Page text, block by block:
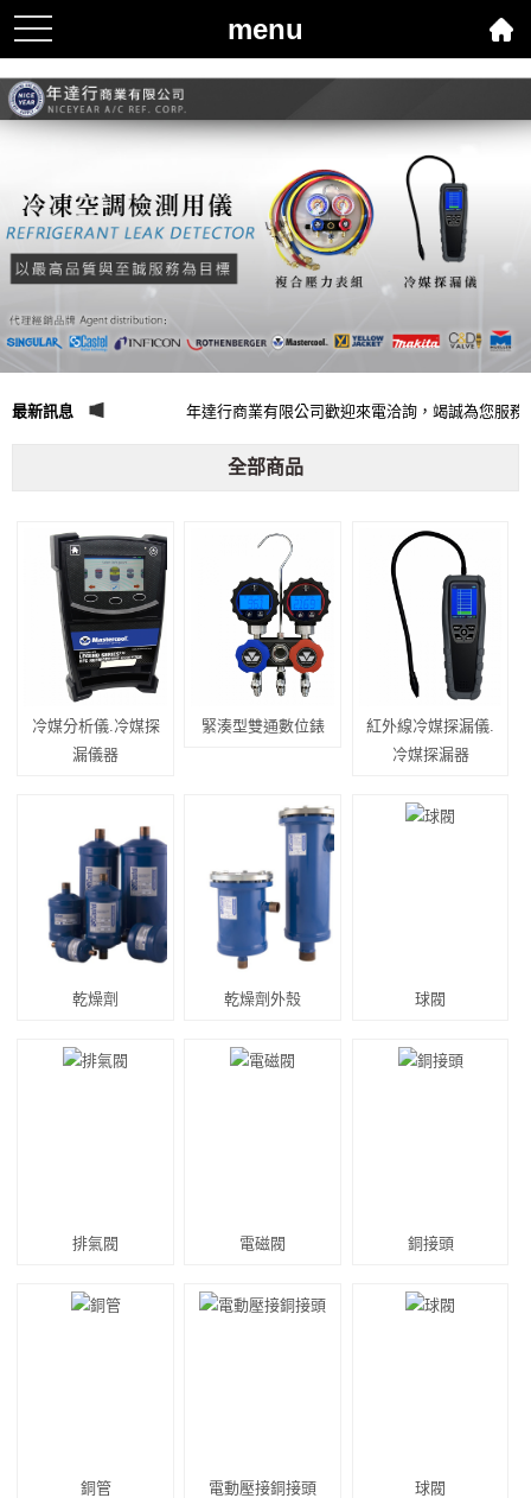
menu
toggle
navigation
最新訊息 年達行商業有限公司歡迎來電洽詢，竭誠為您服務
全部商品
冷媒分析儀.冷媒探
漏儀器
緊湊型雙通數位錶
紅外線冷媒探漏儀.
冷媒探漏器
乾燥劑 乾燥劑外殼 球閥
排氣閥 電磁閥 銅接頭
銅管 電動壓接銅接頭 球閥